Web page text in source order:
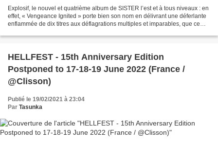
Explosif, le nouvel et quatrième album de SISTER l’est et à tous niveaux : en
effet, « Vengeance Ignited » porte bien son nom en délivrant une déferlante
enflammée de dix titres aux déflagrations multiples et imparables, que ce
HELLFEST - 15th Anniversary Edition
Postponed to 17-18-19 June 2022 (France /
@Clisson)
Publié le 19/02/2021 à 23:04
Par Tasunka